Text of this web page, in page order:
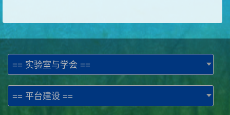
== 实验室与学会 ==
== 平台建设 ==